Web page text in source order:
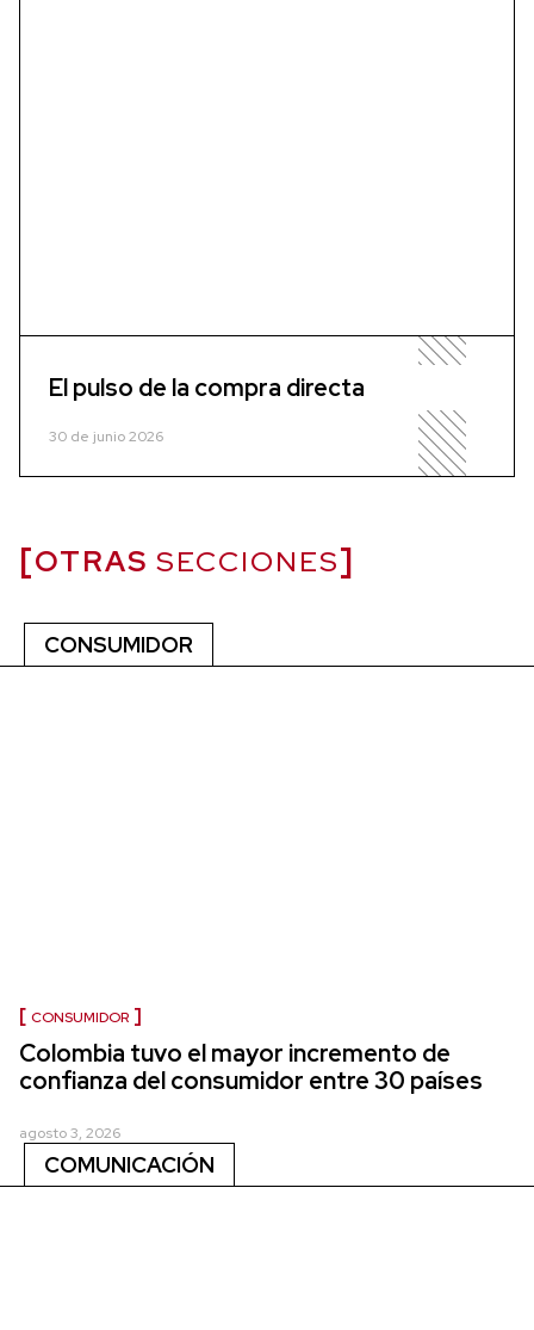
El pulso de la compra directa
30 de junio 2026
OTRAS SECCIONES
CONSUMIDOR
CONSUMIDOR
Colombia tuvo el mayor incremento de
confianza del consumidor entre 30 países
agosto 3, 2026
COMUNICACIÓN